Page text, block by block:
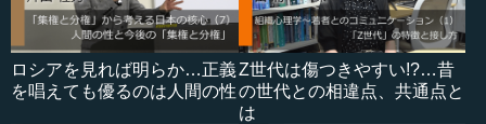
ロシアを見れば明らか…正義
を唱えても優るのは人間の性
Z世代は傷つきやすい!?…昔
の世代との相違点、共通点と
は